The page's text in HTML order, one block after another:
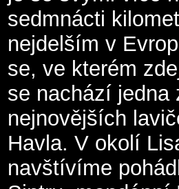
sedmnácti
nejdelším v
se, ve kterém
se nachází jedna
nejnovějších
Havla. V okolí
navštívíme